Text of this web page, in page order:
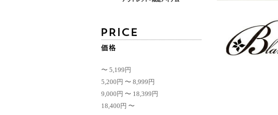
〜 5,199円
5,200円 〜 8,999円
9,000円 〜 18,399円
18,400円 〜